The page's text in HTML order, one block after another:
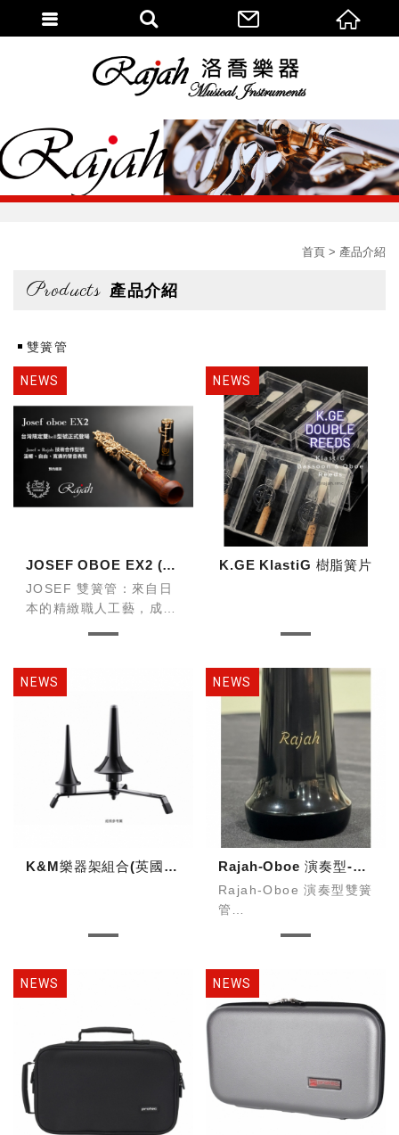
首頁 產品介紹
Products 產品介紹
雙簧管
JOSEF OBOE EX2 (台灣限定型號)
JOSEF 雙簧管：來自日
本的精緻職人工藝，成就
知名樂器工匠品牌
JOSEF 製作，專注於高
階木管樂器的研發與製
憑藉日本一貫嚴謹的精
K.GE KlastiG 樹脂簧片
K&M樂器架組合(英國管雙簧管OB&EH) Rajah-Oboe 演奏型-D1黑武士
Rajah-Oboe 演奏型雙簧
管